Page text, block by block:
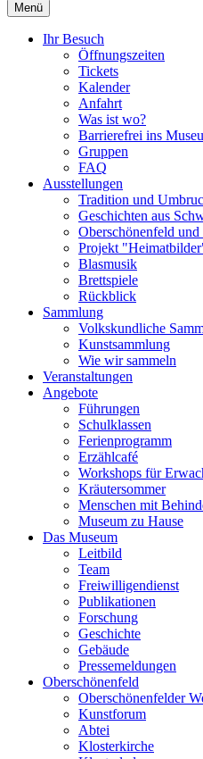
Menü
Ihr Besuch
Öffnungszeiten
Tickets
Kalender
Anfahrt
Was ist wo?
Barrierefrei ins
Gruppen
FAQ
Ausstellungen
Tradition und
Geschichten aus
Oberschönenfeld
Projekt
Blasmusik
Brettspiele
Rückblick
Sammlung
Volkskundliche
Kunstsammlung
Wie wir sammeln
Veranstaltungen
Angebote
Führungen
Schulklassen
Ferienprogramm
Erzählcafé
Workshops für
Kräutersommer
Menschen mit
Museum zu Hause
Das Museum
Leitbild
Team
Freiwilligendienst
Publikationen
Forschung
Geschichte
Gebäude
Pressemeldungen
Oberschönenfeld
Oberschönenfelder
Kunstforum
Abtei
Klosterkirche